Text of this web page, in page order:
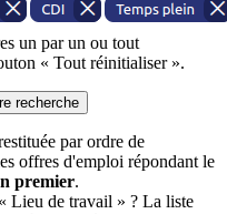
un par un ou tout
« Tout réinitialiser ».
recherche
par ordre de
offres d'emploi répondant le
premier.
Lieu de travail » ? La liste